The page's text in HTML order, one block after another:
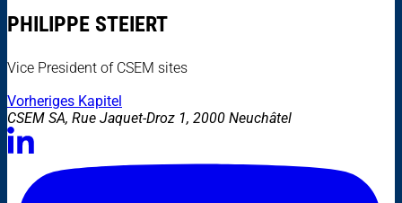
PHILIPPE STEIERT
Vice President of CSEM sites
Vorheriges Kapitel
CSEM SA, Rue Jaquet-Droz 1, 2000 Neuchâtel